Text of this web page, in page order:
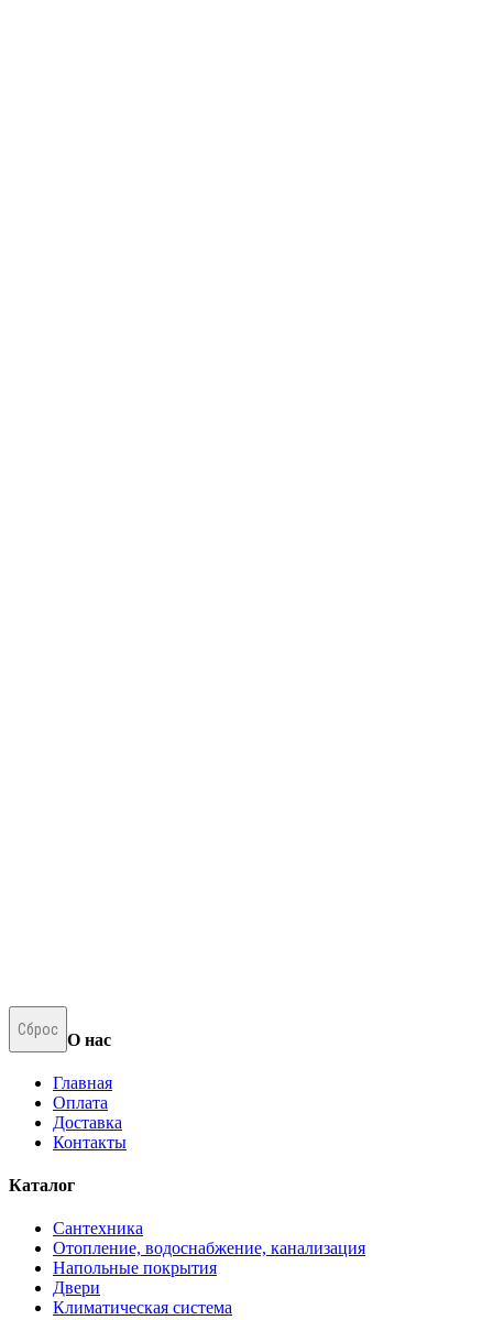
Сброс
О нас
Главная
Оплата
Доставка
Контакты
Каталог
Сантехника
Отопление, водоснабжение, канализация
Напольные покрытия
Двери
Климатическая система